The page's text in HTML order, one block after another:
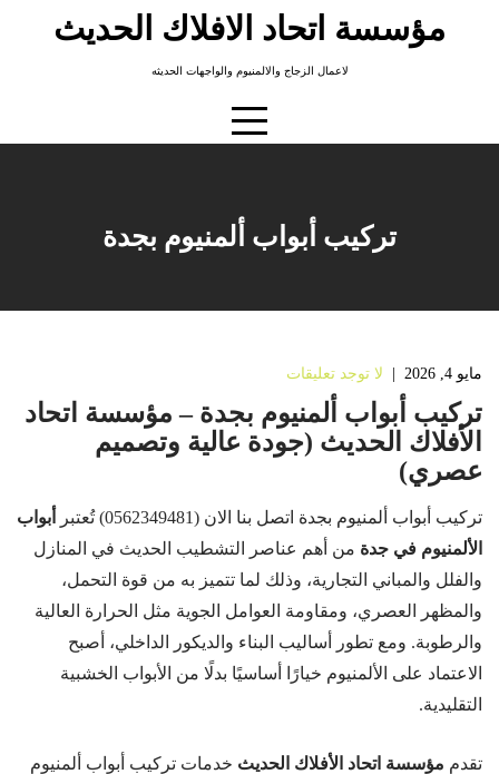
مؤسسة اتحاد الافلاك الحديث
لاعمال الزجاج والالمنيوم والواجهات الحديثه
تركيب أبواب ألمنيوم بجدة
مايو 4, 2026 لا توجد تعليقات
تركيب أبواب ألمنيوم بجدة – مؤسسة اتحاد
الأفلاك الحديث (جودة عالية وتصميم
عصري)
تركيب أبواب ألمنيوم بجدة اتصل بنا الان (0562349481) تُعتبر
أبواب
الألمنيوم في جدة من أهم عناصر التشطيب الحديث في المنازل
والفلل والمباني التجارية، وذلك لما تتميز به من قوة التحمل،
والمظهر العصري، ومقاومة العوامل الجوية مثل الحرارة العالية
والرطوبة. ومع تطور أساليب البناء والديكور الداخلي، أصبح
الاعتماد على الألمنيوم خيارًا أساسيًا بدلًا من الأبواب الخشبية
التقليدية.
تقدم مؤسسة اتحاد الأفلاك الحديث خدمات تركيب أبواب ألمنيوم